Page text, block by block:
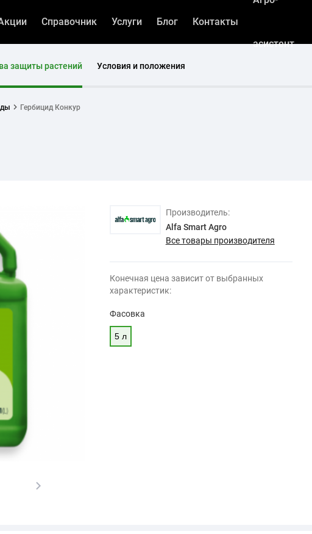
Справочник Услуги Блог Контакты
асистент
защиты растений Условия и положения
Гербицид Конкур
Производитель:
Alfa Smart Agro
Все товары производителя
Конечная цена зависит от выбранных
характеристик:
Фасовка
5 л